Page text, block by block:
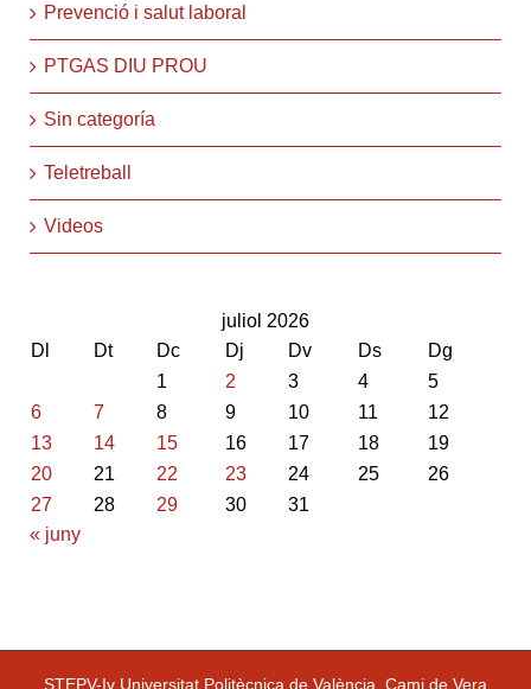
Prevenció i salut laboral
PTGAS DIU PROU
Sin categoría
Teletreball
Videos
juliol 2026
Dl
Dt Dc Dj Dv Ds
Dg
1
2 3 4
5
6
7 8 9 10 11
12
13
14 15 16 17 18
19
20
21 22 23 24 25
26
27
28 29 30
31
« juny
STEPV-Iv Universitat Politècnica de València. Cami de Vera